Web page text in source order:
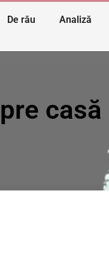
De rău Analiză